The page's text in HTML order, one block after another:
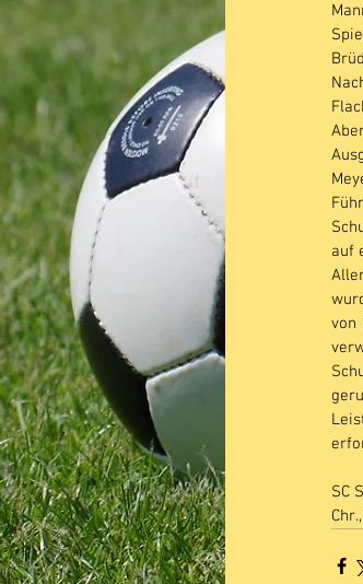
auf
von
SC